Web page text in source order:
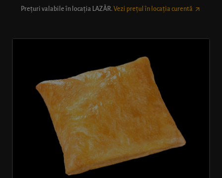
Prețuri valabile în locația LAZĂR. Vezi prețul în locația curentă